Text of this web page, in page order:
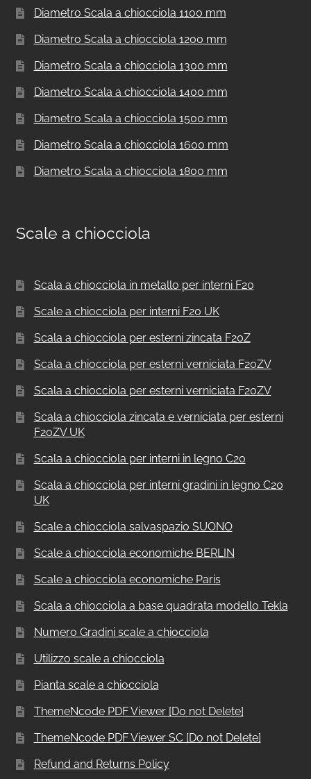
Diametro Scala a chiocciola 1100 mm
Diametro Scala a chiocciola 1200 mm
Diametro Scala a chiocciola 1300 mm
Diametro Scala a chiocciola 1400 mm
Diametro Scala a chiocciola 1500 mm
Diametro Scala a chiocciola 1600 mm
Diametro Scala a chiocciola 1800 mm
Scale a chiocciola
Scala a chiocciola in metallo per interni F20
Scale a chiocciola per interni F20 UK
Scala a chiocciola per esterni zincata F20Z
Scala a chiocciola per esterni verniciata F20ZV
Scala a chiocciola per esterni verniciata F20ZV
Scala a chiocciola zincata e verniciata per esterni
F20ZV UK
Scala a chiocciola per interni in legno C20
Scala a chiocciola per interni gradini in legno C20
UK
Scale a chiocciola salvaspazio SUONO
Scale a chiocciola economiche BERLIN
Scale a chiocciola economiche Paris
Scala a chiocciola a base quadrata modello Tekla
Numero Gradini scale a chiocciola
Utilizzo scale a chiocciola
Pianta scale a chiocciola
ThemeNcode PDF Viewer [Do not Delete]
ThemeNcode PDF Viewer SC [Do not Delete]
Refund and Returns Policy